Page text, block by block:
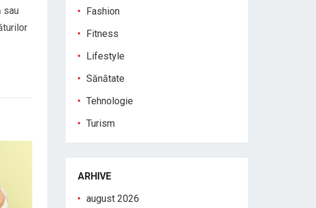
sau
Fashion
Fitness
Lifestyle
Sănătate
Tehnologie
Turism
ARHIVE
august 2026